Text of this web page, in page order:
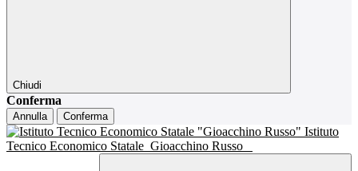
Chiudi
Conferma
Annulla Conferma
Istituto
Tecnico Economico Statale Gioacchino Russo